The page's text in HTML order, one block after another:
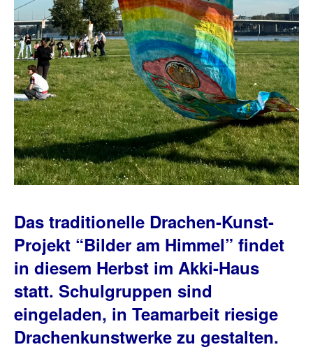
Das traditionelle Drachen-Kunst-
Projekt “Bilder am Himmel” findet
in diesem Herbst im Akki-Haus
statt. Schulgruppen sind
eingeladen, in Teamarbeit riesige
Drachenkunstwerke zu gestalten.